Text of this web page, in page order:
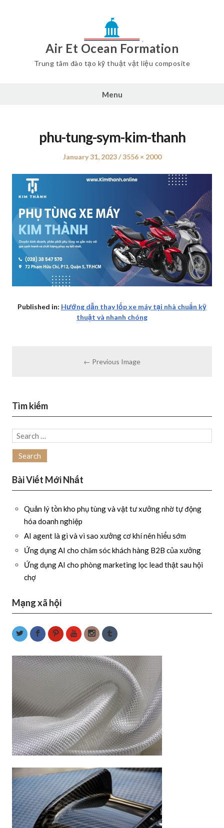
Air Et Ocean Formation
Trung tâm đào tạo kỹ thuật vật liệu composite
Menu
phu-tung-sym-kim-thanh
Posted
January 31, 2023
Full
3556 × 2000
Published in: Hướng dẫn thay lốp xe máy tại nhà chuẩn kỹ
thuật và nhanh chóng
← Previous Image
Tìm kiếm
Search
for:
Bài Viết Mới Nhất
Quản lý tồn kho phụ tùng và vật tư xưởng nhờ tự động
hóa doanh nghiệp
AI agent là gì và vì sao xưởng cơ khí nên hiểu sớm
Ứng dụng AI cho chăm sóc khách hàng B2B của xưởng
Ứng dụng AI cho phòng marketing lọc lead thật sau hội
chợ
Mạng xã hội